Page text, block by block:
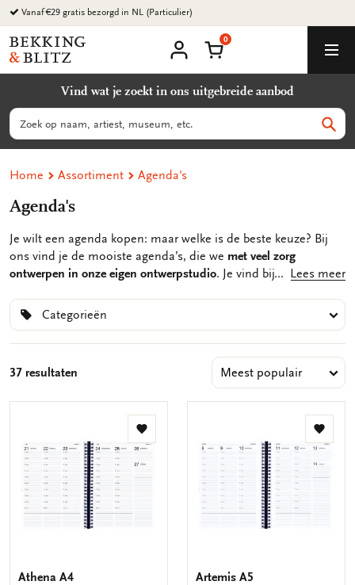
Ga
naar
content
Bekking
&
B.V.
account
Winkelmand
0
Vind wat je zoekt in ons uitgebreide aanbod
Zoeken
Home Assortiment Agenda's
Agenda's
Je wilt een agenda kopen: maar welke is de beste keuze? Bij
ons vind je de mooiste agenda’s, die we met veel zorg
ontwerpen in onze eigen ontwerpstudio. Je vind bij ons de
bindwijze en
slimme extra’s
haalt jouw agenda het makkelijk tot het eind van het jaar.
Lees meer
Categorieën
37 resultaten
Toevoegen
aan
verlanglijst
Athena A4
aan
Artemis A5